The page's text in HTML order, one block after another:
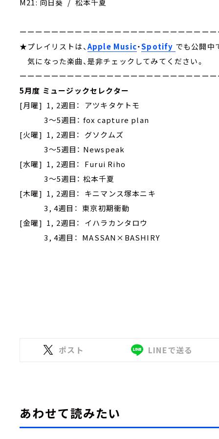
ーーーーーーーーーーーーーーーーーーーーーーーーー
★プレイリストは、 Apple Music・Spotify でも公開中
気になった楽曲、是非チェックしてみてください。
ーーーーーーーーーーーーーーーーーーーーーーーーー
5月度 ミュージックセレクター
[月曜] 1, 2週目： アツキタケトモ
3～5週目： fox capture plan
[火曜] 1, 2週目： グソクムズ
3～5週目： Newspeak
[水曜] 1, 2週目： Furui Riho
3～5週目： 松本千夏
[木曜] 1, 2週目： キニマンス塚本ニキ
3, 4週目： 東京初期衝動
[金曜] 1, 2週目： イハラカンタロウ
3, 4週目： MASSAN×BASHIRY
ポスト LINEで送る
あわせて読みたい